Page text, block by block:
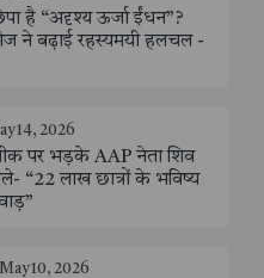
है “अदृश्य ऊर्जा ईंधन”?
ने बढ़ाई रहस्यमयी हलचल -
14, 2026
पर भड़के AAP नेता शिव
“22 लाख छात्रों के भविष्य
May 10, 2026